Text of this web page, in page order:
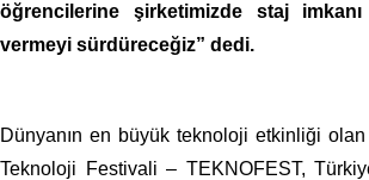
öğrencilerine şirketimizde staj
vermeyi sürdüreceğiz” dedi.
Dünyanın en büyük teknoloji etkinliği olan
Teknoloji Festivali – TEKNOFEST,